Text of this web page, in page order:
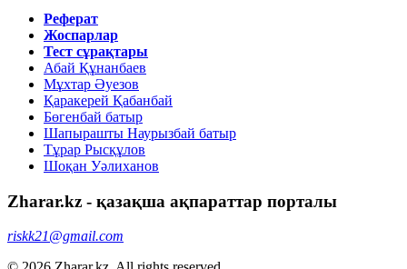
Реферат
Жоспарлар
Тест сұрақтары
Абай Құнанбаев
Мұхтар Әуезов
Қаракерей Қабанбай
Бөгенбай батыр
Шапырашты Наурызбай батыр
Тұрар Рысқұлов
Шоқан Уәлиханов
Zharar.kz - қазақша ақпараттар порталы
riskk21@gmail.com